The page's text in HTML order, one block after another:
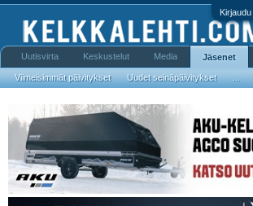
Uutisvirta Keskustelut Media Jäsenet
Viimeisimmät päivitykset Uudet seinäpäivitykset